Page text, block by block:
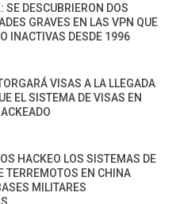
SE DESCUBRIERON DOS
GRAVES EN LAS VPN QUE
INACTIVAS DESDE 1996
VISAS A LA LLEGADA
EL SISTEMA DE VISAS EN
HACKEO LOS SISTEMAS DE
TERREMOTOS EN CHINA
MILITARES